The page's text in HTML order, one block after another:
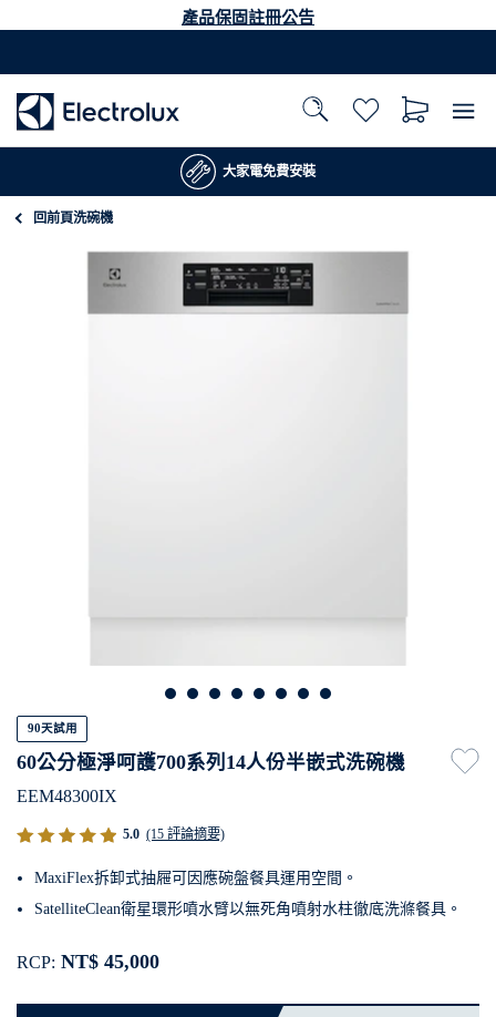
產品保固註冊公告
大家電免費安裝
回前頁洗碗機
90天試用
60公分極淨呵護700系列14人份半嵌式洗碗機
EEM48300IX
5.0 (15 評論摘要)
MaxiFlex拆卸式抽屜可因應碗盤餐具運用空間。
SatelliteClean衛星環形噴水臂以無死角噴射水柱徹底洗滌餐具。
RCP: NT$ 45,000